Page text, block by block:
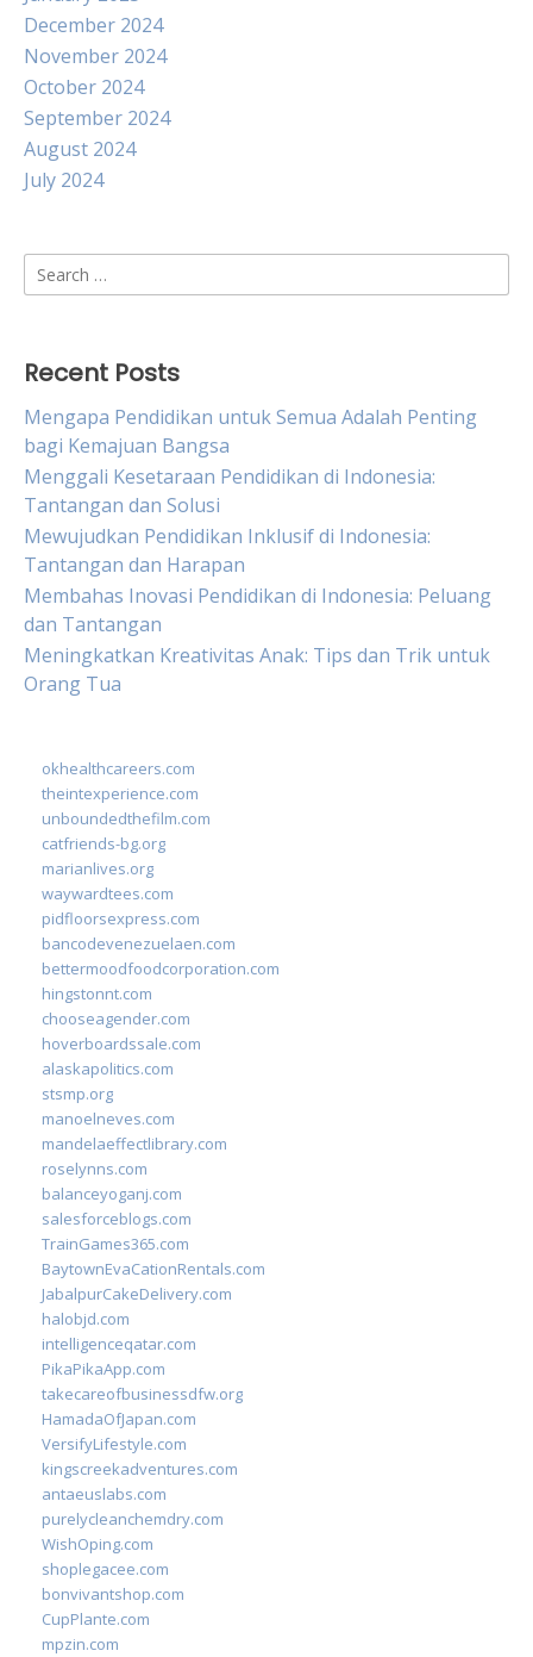
December 2024
November 2024
October 2024
September 2024
August 2024
July 2024
Search
for:
Recent Posts
Mengapa Pendidikan untuk Semua Adalah Penting
bagi Kemajuan Bangsa
Menggali Kesetaraan Pendidikan di Indonesia:
Tantangan dan Solusi
Mewujudkan Pendidikan Inklusif di Indonesia:
Tantangan dan Harapan
Membahas Inovasi Pendidikan di Indonesia: Peluang
dan Tantangan
Meningkatkan Kreativitas Anak: Tips dan Trik untuk
Orang Tua
okhealthcareers.com
theintexperience.com
unboundedthefilm.com
catfriends-bg.org
marianlives.org
waywardtees.com
pidfloorsexpress.com
bancodevenezuelaen.com
bettermoodfoodcorporation.com
hingstonnt.com
chooseagender.com
hoverboardssale.com
alaskapolitics.com
stsmp.org
manoelneves.com
mandelaeffectlibrary.com
roselynns.com
balanceyoganj.com
salesforceblogs.com
TrainGames365.com
BaytownEvaCationRentals.com
JabalpurCakeDelivery.com
halobjd.com
intelligenceqatar.com
PikaPikaApp.com
takecareofbusinessdfw.org
HamadaOfJapan.com
VersifyLifestyle.com
kingscreekadventures.com
antaeuslabs.com
purelycleanchemdry.com
WishOping.com
shoplegacee.com
bonvivantshop.com
CupPlante.com
mpzin.com